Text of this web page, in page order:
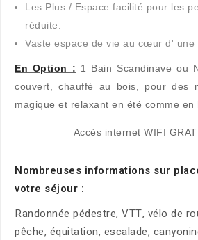
Les Plus / Espace facilité pour les
réduite.
Vaste espace de vie au cœur d' une
En Option : 1 Bain Scandinave ou
couvert, chauffé au bois, pour des
magique et relaxant en été comme en
Accès internet WIFI
Nombreuses informations sur
votre séjour :
Randonnée pédestre, VTT, vélo de
pêche, équitation, escalade,